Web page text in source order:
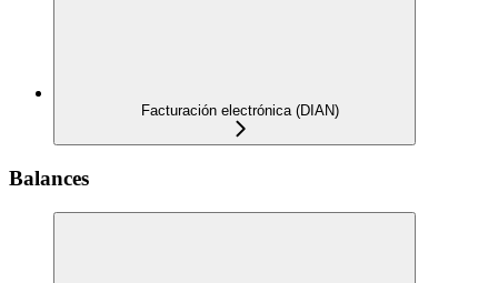
Facturación electrónica (DIAN)
Balances